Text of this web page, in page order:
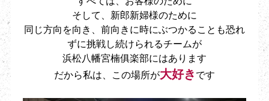
そして、新郎新婦様のために
同じ方向を向き、前向きに時にぶつかることも恐れ
ずに挑戦し続けられるチームが
浜松八幡宮楠俱楽部にはあります
だから私は、この場所が大好きです